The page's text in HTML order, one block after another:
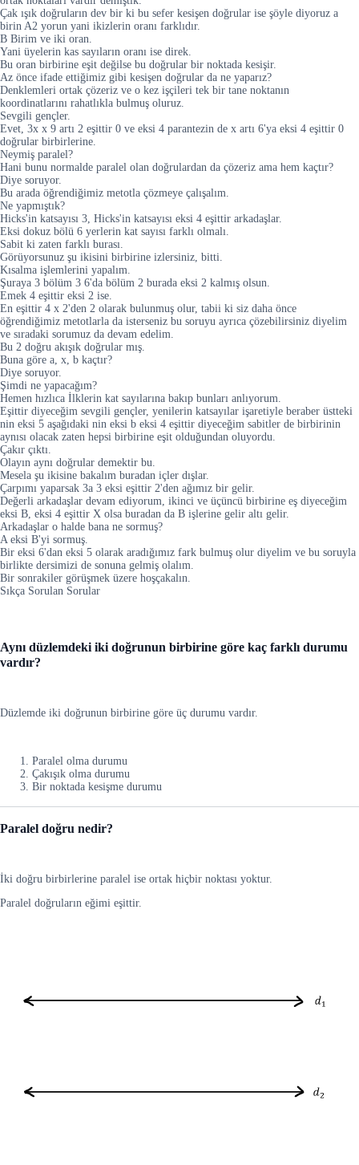
Çak ışık doğruların dev bir ki bu sefer kesişen doğrular ise şöyle diyoruz a
birin A2 yorun yani ikizlerin oranı farklıdır.
B Birim ve iki oran.
Yani üyelerin kas sayıların oranı ise direk.
Bu oran birbirine eşit değilse bu doğrular bir noktada kesişir.
Az önce ifade ettiğimiz gibi kesişen doğrular da ne yaparız?
Denklemleri ortak çözeriz ve o kez işçileri tek bir tane noktanın
koordinatlarını rahatlıkla bulmuş oluruz.
Sevgili gençler.
Evet, 3x x 9 artı 2 eşittir 0 ve eksi 4 parantezin de x artı 6'ya eksi 4 eşittir 0
doğrular birbirlerine.
Neymiş paralel?
Hani bunu normalde paralel olan doğrulardan da çözeriz ama hem kaçtır?
Diye soruyor.
Bu arada öğrendiğimiz metotla çözmeye çalışalım.
Ne yapmıştık?
Hicks'in katsayısı 3, Hicks'in katsayısı eksi 4 eşittir arkadaşlar.
Eksi dokuz bölü 6 yerlerin kat sayısı farklı olmalı.
Sabit ki zaten farklı burası.
Görüyorsunuz şu ikisini birbirine izlersiniz, bitti.
Kısalma işlemlerini yapalım.
Şuraya 3 bölüm 3 6'da bölüm 2 burada eksi 2 kalmış olsun.
Emek 4 eşittir eksi 2 ise.
En eşittir 4 x 2'den 2 olarak bulunmuş olur, tabii ki siz daha önce
öğrendiğimiz metotlarla da isterseniz bu soruyu ayrıca çözebilirsiniz diyelim
ve sıradaki sorumuz da devam edelim.
Bu 2 doğru akışık doğrular mış.
Buna göre a, x, b kaçtır?
Diye soruyor.
Şimdi ne yapacağım?
Hemen hızlıca İlklerin kat sayılarına bakıp bunları anlıyorum.
Eşittir diyeceğim sevgili gençler, yenilerin katsayılar işaretiyle beraber üstteki
nin eksi 5 aşağıdaki nin eksi b eksi 4 eşittir diyeceğim sabitler de birbirinin
aynısı olacak zaten hepsi birbirine eşit olduğundan oluyordu.
Çakır çıktı.
Olayın aynı doğrular demektir bu.
Mesela şu ikisine bakalım buradan içler dışlar.
Çarpımı yaparsak 3a 3 eksi eşittir 2'den ağımız bir gelir.
Değerli arkadaşlar devam ediyorum, ikinci ve üçüncü birbirine eş diyeceğim
eksi B, eksi 4 eşittir X olsa buradan da B işlerine gelir altı gelir.
Arkadaşlar o halde bana ne sormuş?
A eksi B'yi sormuş.
Bir eksi 6'dan eksi 5 olarak aradığımız fark bulmuş olur diyelim ve bu soruyla
birlikte dersimizi de sonuna gelmiş olalım.
Bir sonrakiler görüşmek üzere hoşçakalın.
Sıkça Sorulan Sorular
Aynı düzlemdeki iki doğrunun birbirine göre kaç farklı durumu
vardır?
Düzlemde iki doğrunun birbirine göre üç durumu vardır.
Paralel olma durumu
Çakışık olma durumu
Bir noktada kesişme durumu
Paralel doğru nedir?
İki doğru birbirlerine paralel ise ortak hiçbir noktası yoktur.
Paralel doğruların eğimi eşittir.